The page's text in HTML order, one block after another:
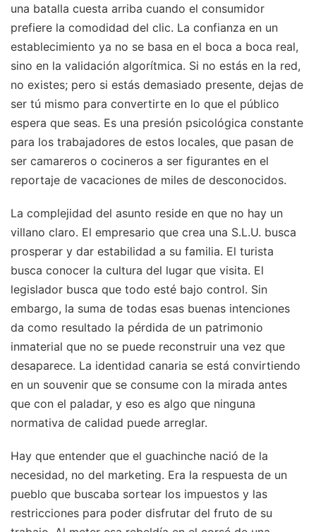
una batalla cuesta arriba cuando el consumidor
prefiere la comodidad del clic. La confianza en un
establecimiento ya no se basa en el boca a boca real,
sino en la validación algorítmica. Si no estás en la red,
no existes; pero si estás demasiado presente, dejas de
ser tú mismo para convertirte en lo que el público
espera que seas. Es una presión psicológica constante
para los trabajadores de estos locales, que pasan de
ser camareros o cocineros a ser figurantes en el
reportaje de vacaciones de miles de desconocidos.
La complejidad del asunto reside en que no hay un
villano claro. El empresario que crea una S.L.U. busca
prosperar y dar estabilidad a su familia. El turista
busca conocer la cultura del lugar que visita. El
legislador busca que todo esté bajo control. Sin
embargo, la suma de todas esas buenas intenciones
da como resultado la pérdida de un patrimonio
inmaterial que no se puede reconstruir una vez que
desaparece. La identidad canaria se está convirtiendo
en un souvenir que se consume con la mirada antes
que con el paladar, y eso es algo que ninguna
normativa de calidad puede arreglar.
Hay que entender que el guachinche nació de la
necesidad, no del marketing. Era la respuesta de un
pueblo que buscaba sortear los impuestos y las
restricciones para poder disfrutar del fruto de su